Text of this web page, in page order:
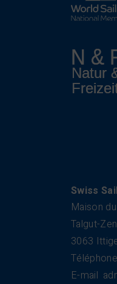
Swiss
Maison
Talgut-
3063
Téléphone
E-mail